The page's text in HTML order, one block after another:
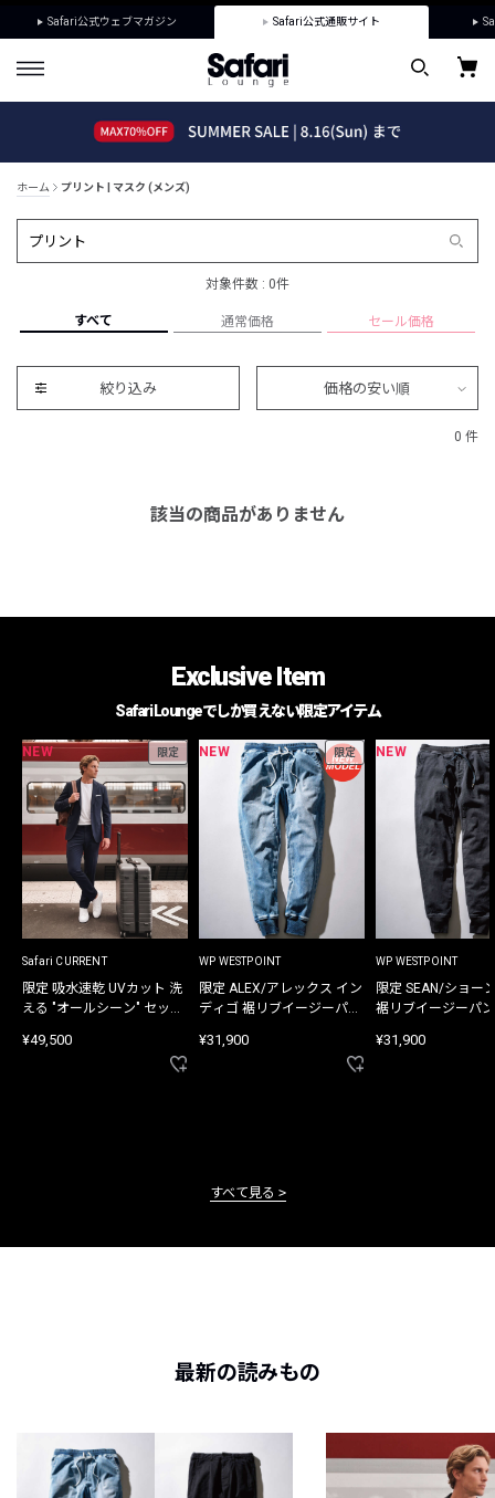
Safari公式ウェブマガジン Safari公式通販サイト
ホーム プリント | マスク (メンズ)
対象件数 : 0件
すべて 通常価格 セール価格
絞り込み 価格の安い順
0 件
該当の商品がありません
Exclusive Item
Safari Loungeでしか買えない限定アイテム
NEW 限定
Safari CURRENT
限定 吸水速乾 UVカット 洗
える "オールシーン" セット
¥49,500
NEW 限定
WP WESTPOINT
限定 ALEX/アレックス イン
ディゴ 裾リブイージーパン
¥31,900
NEW
WP WESTPOINT
限定 SEAN/ショー
裾リブイージーパ
¥31,900
すべて見る
最新の読みもの